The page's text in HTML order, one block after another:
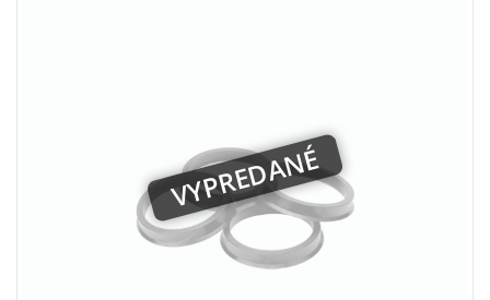
VYPREDANÉ